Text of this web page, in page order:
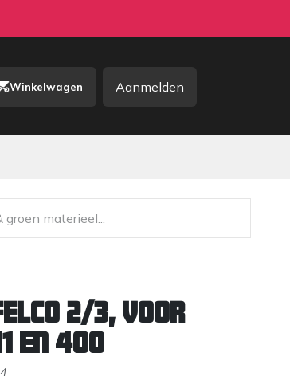
Winkelwagen Aanmelden
2/3, voor
en 400